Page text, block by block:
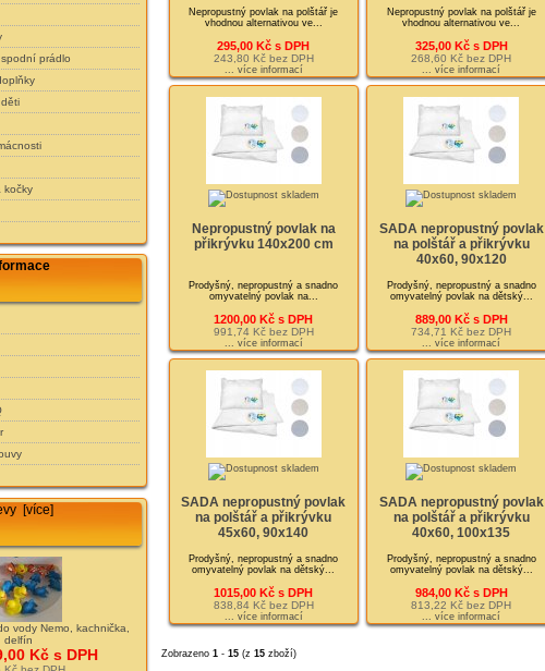
prádlo
kočky
[více]
vody Nemo, kachnička,
delfín
Kč s DPH
Nepropustný povlak na polštář je
vhodnou alternativou ve...
295,00 Kč s DPH
243,80 Kč bez DPH
... více informací
Nepropustný povlak na polštář je
vhodnou alternativou ve...
325,00 Kč s DPH
268,60 Kč bez DPH
... více informací
Nepropustný povlak na
přikrývku 140x200 cm
Prodyšný, nepropustný a snadno
omyvatelný povlak na...
1200,00 Kč s DPH
991,74 Kč bez DPH
... více informací
SADA nepropustný povlak
na polštář a přikrývku
40x60, 90x120
Prodyšný, nepropustný a snadno
omyvatelný povlak na dětský...
889,00 Kč s DPH
734,71 Kč bez DPH
... více informací
SADA nepropustný povlak
na polštář a přikrývku
45x60, 90x140
Prodyšný, nepropustný a snadno
omyvatelný povlak na dětský...
1015,00 Kč s DPH
838,84 Kč bez DPH
... více informací
SADA nepropustný povlak
na polštář a přikrývku
40x60, 100x135
Prodyšný, nepropustný a snadno
omyvatelný povlak na dětský...
984,00 Kč s DPH
813,22 Kč bez DPH
... více informací
Zobrazeno 1 - 15(z 15zboží)